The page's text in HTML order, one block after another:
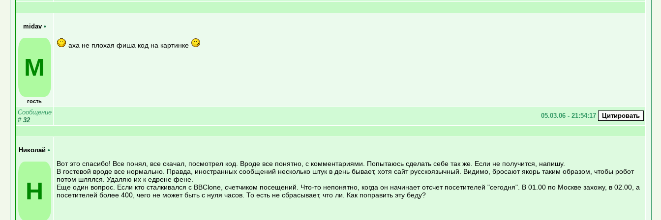
midav •
M
гость
аха не плохая фиша код на картинке
Сообщение
# 32
05.03.06 - 21:54:17
Николай •
Н
Вот это спасибо! Все понял, все скачал, посмотрел код. Вроде все понятно, с комментариями. Попытаюсь сделать себе так же. Если не получится, напишу.
В гостевой вроде все нормально. Правда, иностранных сообщений несколько штук в день бывает, хотя сайт русскоязычный. Видимо, бросают якорь таким образом, чтобы робот
потом шлялся. Удаляю их к едрене фене.
Еще один вопрос. Если кто сталкивался с BBClone, счетчиком посещений. Что-то непонятно, когда он начинает отсчет посетителей "сегодня". В 01.00 по Москве захожу, в 02.00, а
посетителей более 400, чего не может быть с нуля часов. То есть не сбрасывает, что ли. Как поправить эту беду?